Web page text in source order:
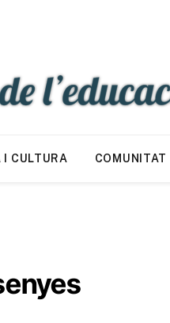
I CULTURA COMUNITAT